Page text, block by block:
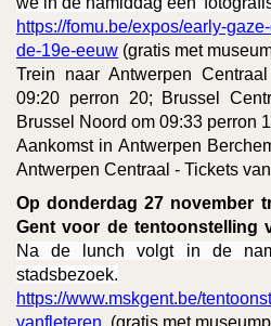
https://fomu.be/expos/early-
de-19e-eeuw (gratis met
Trein naar Antwerpen
09:20 perron 20; Brussel
Brussel Noord om 09:33 perron
Aankomst in Antwerpen
Antwerpen Centraal - Tickets
Op donderdag 27 november
Gent voor de tentoonstelling
Na de lunch volgt in de
stadsbezoek.
https://www.mskgent.be/
vanfleteren (gratis met